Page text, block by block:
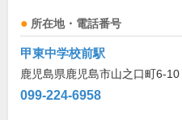
所在地・電話番号
甲東中学校前駅
鹿児島県鹿児島市山之口町6-10
099-224-6958